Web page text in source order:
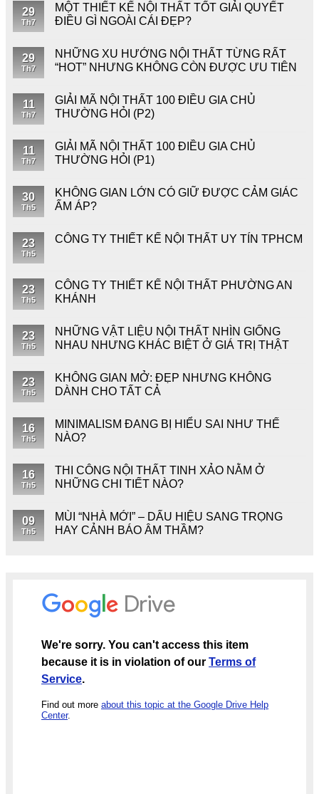
29
Th7
MỘT THIẾT KẾ NỘI THẤT TỐT GIẢI QUYẾT
ĐIỀU GÌ NGOÀI CÁI ĐẸP?
29
Th7
NHỮNG XU HƯỚNG NỘI THẤT TỪNG RẤT
“HOT” NHƯNG KHÔNG CÒN ĐƯỢC ƯU TIÊN
11
Th7
GIẢI MÃ NỘI THẤT 100 ĐIỀU GIA CHỦ
THƯỜNG HỎI (P2)
11
Th7
GIẢI MÃ NỘI THẤT 100 ĐIỀU GIA CHỦ
THƯỜNG HỎI (P1)
30
Th5
KHÔNG GIAN LỚN CÓ GIỮ ĐƯỢC CẢM GIÁC
ẤM ÁP?
23
Th5
CÔNG TY THIẾT KẾ NỘI THẤT UY TÍN TPHCM
23
Th5
CÔNG TY THIẾT KẾ NỘI THẤT PHƯỜNG AN
KHÁNH
23
Th5
NHỮNG VẬT LIỆU NỘI THẤT NHÌN GIỐNG
NHAU NHƯNG KHÁC BIỆT Ở GIÁ TRỊ THẬT
23
Th5
KHÔNG GIAN MỞ: ĐẸP NHƯNG KHÔNG
DÀNH CHO TẤT CẢ
16
Th5
MINIMALISM ĐANG BỊ HIỂU SAI NHƯ THẾ
NÀO?
16
Th5
THI CÔNG NỘI THẤT TINH XẢO NẰM Ở
NHỮNG CHI TIẾT NÀO?
09
Th5
MÙI “NHÀ MỚI” – DẤU HIỆU SANG TRỌNG
HAY CẢNH BÁO ÂM THẦM?